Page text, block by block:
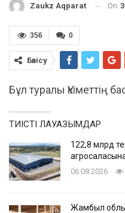
Zaukz Aqparat On
0
356
Бөлісу
Бұл туралы Үкіметтің
ТИІСТІ ЛАУАЗЫМДАР
122,8 млрд
06.08.2026
Жамбыл